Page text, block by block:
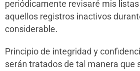
periódicamente revisaré mis
aquellos registros inactivos
considerable.
Principio de integridad y
serán tratados de tal manera que